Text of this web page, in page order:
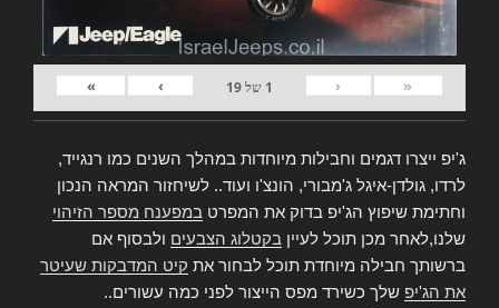
«
‹
1 של19
›
»
ג'יפ ייצרו דגמים וחבילות מיוחדות במהלך השנים כמו רנגייד,
לרדו, גולדן-איגל ג'מבורי, הונצ'ו ועוד.. לשיחזור המראה הנכון
וחתימת שיפוץ הג'יפ בדוק את המפרט במפענח מספר הזיהוי
שלנו,לאחר מכן תוכל לעיין בקטלוג הצבעים ולבסוף אם
ברשותך חבילה מיוחדת תוכל לבחור את קיט המדבקות שעיטר
את הג'יפ שלך כשירד מפס הייצור לפני כמה עשורים..